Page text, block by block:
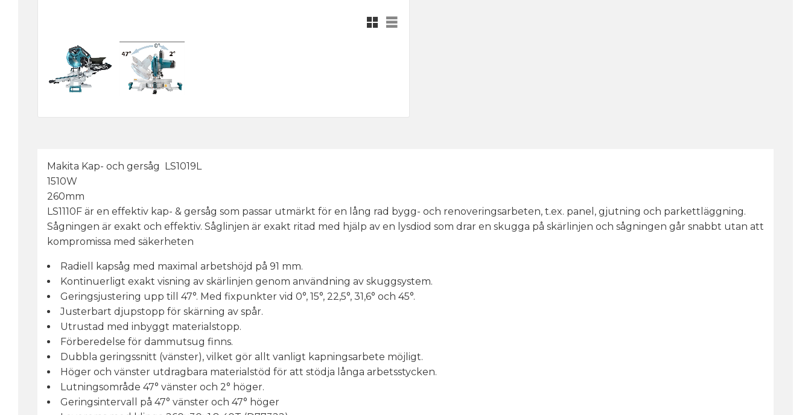
Rutnätsvy
Listvy
Makita Kap- och gersåg LS1019L
1510W
260mm
LS1110F är en effektiv kap- & gersåg som passar utmärkt för en lång rad bygg- och renoveringsarbeten, t.ex. panel, gjutning och parkettläggning.
Sågningen är exakt och effektiv. Såglinjen är exakt ritad med hjälp av en lysdiod som drar en skugga på skärlinjen och sågningen går snabbt utan att
kompromissa med säkerheten
Radiell kapsåg med maximal arbetshöjd på 91 mm.
Kontinuerligt exakt visning av skärlinjen genom användning av skuggsystem.
Geringsjustering upp till 47°. Med fixpunkter vid 0°, 15°, 22,5°, 31,6° och 45°.
Justerbart djupstopp för skärning av spår.
Utrustad med inbyggt materialstopp.
Förberedelse för dammutsug finns.
Dubbla geringssnitt (vänster), vilket gör allt vanligt kapningsarbete möjligt.
Höger och vänster utdragbara materialstöd för att stödja långa arbetsstycken.
Lutningsområde 47° vänster och 2° höger.
Geringsintervall på 47° vänster och 47° höger